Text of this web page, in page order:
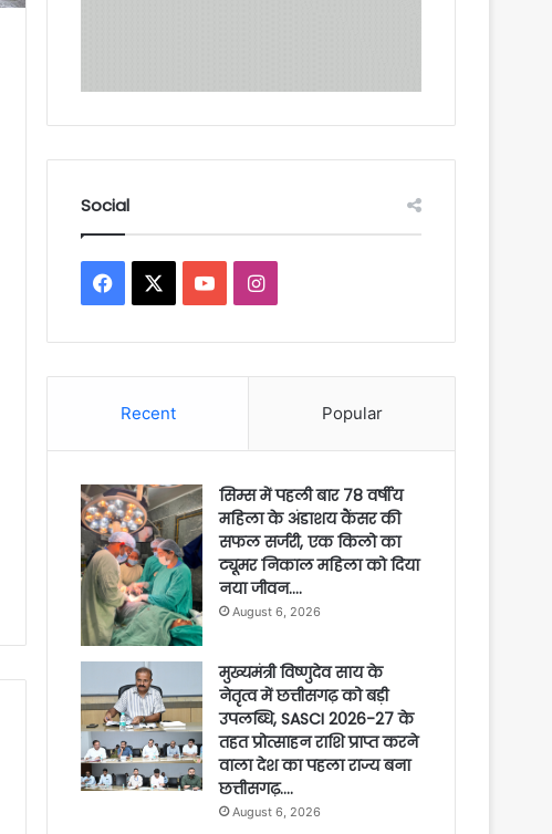
Social
Facebook YouTubeInstagram
Recent Popular
सिम्स में पहली बार 78 वर्षीय
महिला के अंडाशय कैंसर की
सफल सर्जरी, एक किलो का
ट्यूमर निकाल महिला को दिया
नया जीवन….
August 6, 2026
मुख्यमंत्री विष्णुदेव साय के
नेतृत्व में छत्तीसगढ़ को बड़ी
उपलब्धि, SASCI 2026-27 के
तहत प्रोत्साहन राशि प्राप्त करने
वाला देश का पहला राज्य बना
छत्तीसगढ़….
August 6, 2026